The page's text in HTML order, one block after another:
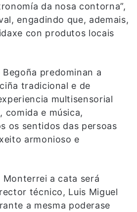
da nosa contorna”,
engadindo que, ademais,
con produtos locais
predominan a
tradicional e de
multisensorial
comida e música,
os sentidos das persoas
armonioso e
Monterrei a cata será
técnico, Luis Miguel
a mesma poderase